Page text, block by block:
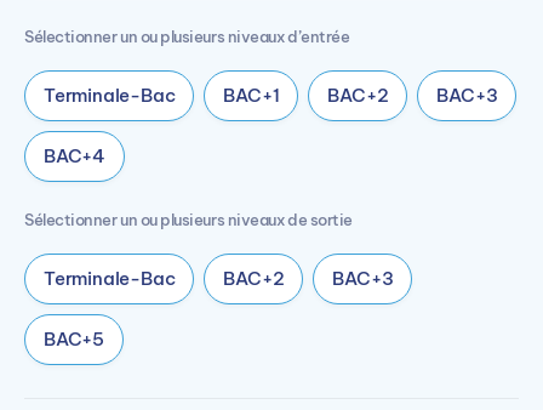
Sélectionner un ou plusieurs niveaux d’entrée
Terminale-Bac BAC+1 BAC+2 BAC+3
BAC+4
Sélectionner un ou plusieurs niveaux de sortie
Terminale-Bac BAC+2 BAC+3
BAC+5